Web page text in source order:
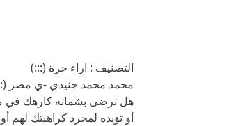
التصنيف : اراء حرة (:::)
محمد محمد جنيدي -ي مصر
هل ترضى بشماته كارهك في
أو تؤيده لمجرد كراهيتك